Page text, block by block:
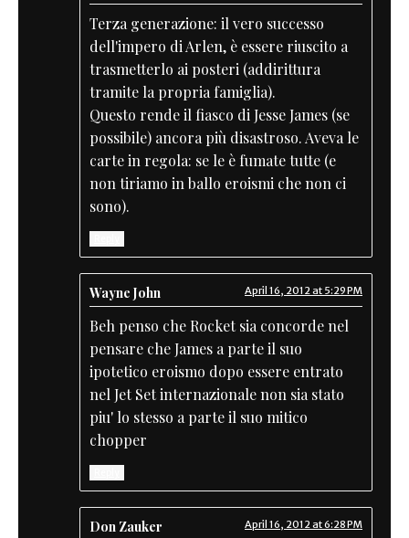
Terza generazione: il vero successo
dell'impero di Arlen, è essere riuscito a
trasmetterlo ai posteri (addirittura
tramite la propria famiglia).
Questo rende il fiasco di Jesse James (se
possibile) ancora più disastroso. Aveva le
carte in regola: se le è fumate tutte (e
non tiriamo in ballo eroismi che non ci
sono).
Wayne John April 16, 2012 at 5:29 PM
Beh penso che Rocket sia concorde nel
pensare che James a parte il suo
ipotetico eroismo dopo essere entrato
nel Jet Set internazionale non sia stato
piu' lo stesso a parte il suo mitico
chopper
Don Zauker April 16, 2012 at 6:28 PM